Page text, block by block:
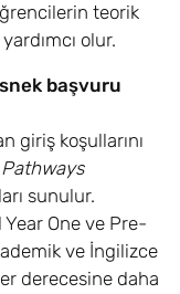
£17.600
£17.600
teorik
olur.
başvuru
giriş koşullarını
sunulur.
One ve Pre-
ve İngilizce
derecesine daha